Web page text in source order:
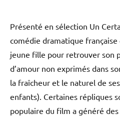
Présenté en sélection Un
comédie dramatique française
jeune fille pour retrouver son
d’amour non exprimés dans
la fraîcheur et le naturel de
enfants). Certaines répliques
populaire du film a généré